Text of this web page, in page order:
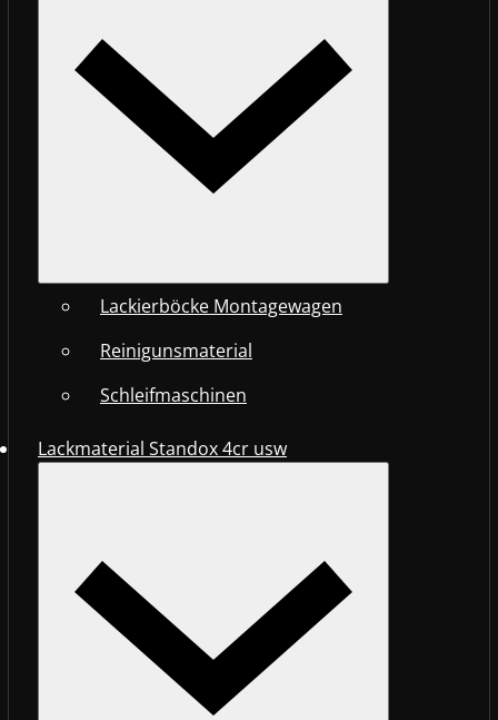
Lackierböcke Montagewagen
Reinigunsmaterial
Schleifmaschinen
Lackmaterial Standox 4cr usw